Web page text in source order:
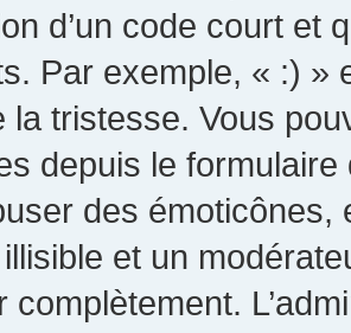
d’un code court et
Par exemple, « :) »
la tristesse. Vous
depuis le
des
et un
complètement.